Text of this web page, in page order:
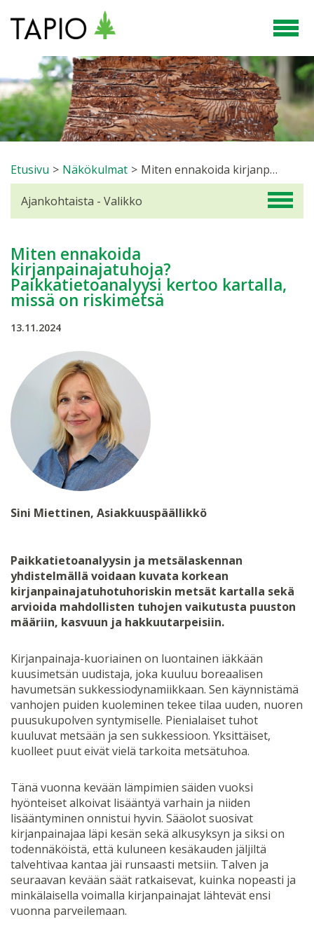
Etusivu > Näkökulmat > Miten ennakoida kirjanpainajatuhoja? Paikkatietoanalyysi kertoo kartalla, missä on riskimetsä
Miten ennakoida
kirjanpainajatuhoja?
Paikkatietoanalyysi kertoo kartalla,
missä on riskimetsä
13.11.2024
Sini Miettinen, Asiakkuuspäällikkö
Paikkatietoanalyysin ja metsälaskennan
yhdistelmällä voidaan kuvata korkean
kirjanpainajatuhotuhoriskin metsät kartalla sekä
arvioida mahdollisten tuhojen vaikutusta puuston
määriin, kasvuun ja hakkuutarpeisiin.
Kirjanpainaja-kuoriainen on luontainen iäkkään
kuusimetsän uudistaja, joka kuuluu boreaalisen
havumetsän sukkessiodynamiikkaan. Sen käynnistämä
vanhojen puiden kuoleminen tekee tilaa uuden, nuoren
puusukupolven syntymiselle. Pienialaiset tuhot
kuuluvat metsään ja sen sukkessioon. Yksittäiset,
kuolleet puut eivät vielä tarkoita metsätuhoa.
Tänä vuonna kevään lämpimien säiden vuoksi
hyönteiset alkoivat lisääntyä varhain ja niiden
lisääntyminen onnistui hyvin. Sääolot suosivat
kirjanpainajaa läpi kesän sekä alkusyksyn ja siksi on
todennäköistä, että kuluneen kesäkauden jäljiltä
talvehtivaa kantaa jäi runsaasti metsiin. Talven ja
seuraavan kevään säät ratkaisevat, kuinka nopeasti ja
minkälaisella voimalla kirjanpainajat lähtevät ensi
vuonna parveilemaan.
Ajankohtaista - Valikko